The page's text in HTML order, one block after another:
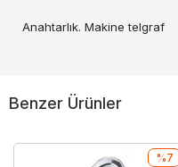
Anahtarlık. Makine telgraf
Benzer Ürünler
%7